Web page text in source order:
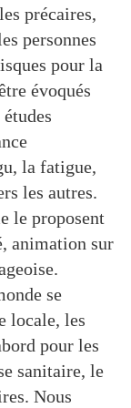
précaires,
personnes
pour la
évoqués
la fatigue,
les autres.
le proposent
animation sur
se
locale, les
pour les
sanitaire, le
Nous